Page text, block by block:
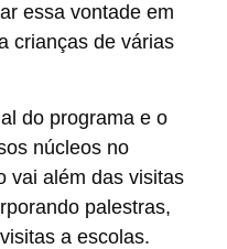
essa vontade em
crianças de várias
do programa e o
núcleos no
vai além das visitas
palestras,
a escolas.